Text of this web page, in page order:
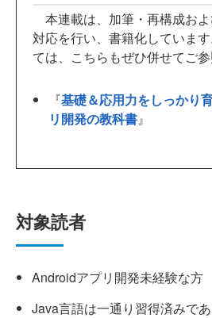
本連載は、加筆・再構成お
対応を行い、書籍化していま
ては、こちらもぜひ併せてご参
『基礎＆応用力をしっかり
リ開発の教科書』
対象読者
Androidアプリ開発未経験な方
Java言語は一通り習得済みで